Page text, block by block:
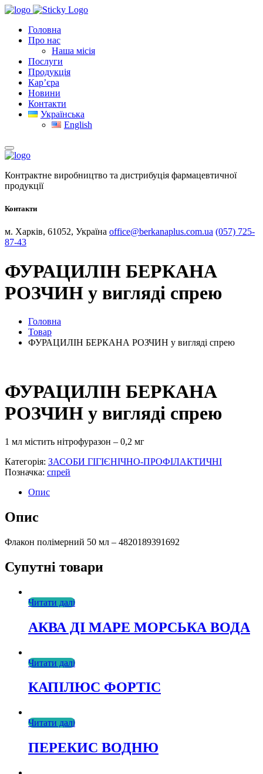
Головна
Про нас
Наша місія
Послуги
Продукція
Кар’єра
Новини
Контакти
Українська
English
Контрактне виробництво та дистрибуція фармацевтичної
продукції
Контакти
м. Харків, 61052, Україна office@berkanaplus.com.ua (057) 725-
87-43
ФУРАЦИЛІН БЕРКАНА
РОЗЧИН у вигляді спрею
Головна
Товар
ФУРАЦИЛІН БЕРКАНА РОЗЧИН у вигляді спрею
ФУРАЦИЛІН БЕРКАНА
РОЗЧИН у вигляді спрею
1 мл містить нітрофуразон – 0,2 мг
Категорія: ЗАСОБИ ГІГІЄНІЧНО-ПРОФІЛАКТИЧНІ
Позначка: спрей
Опис
Опис
Флакон полімерний 50 мл – 4820189391692
Супутні товари
Читати далі
АКВА ДІ МАРЕ МОРСЬКА ВОДА
Читати далі
КАПІЛЮС ФОРТІС
Читати далі
ПЕРЕКИС ВОДНЮ